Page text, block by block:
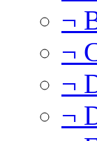
¬
¬
¬
¬